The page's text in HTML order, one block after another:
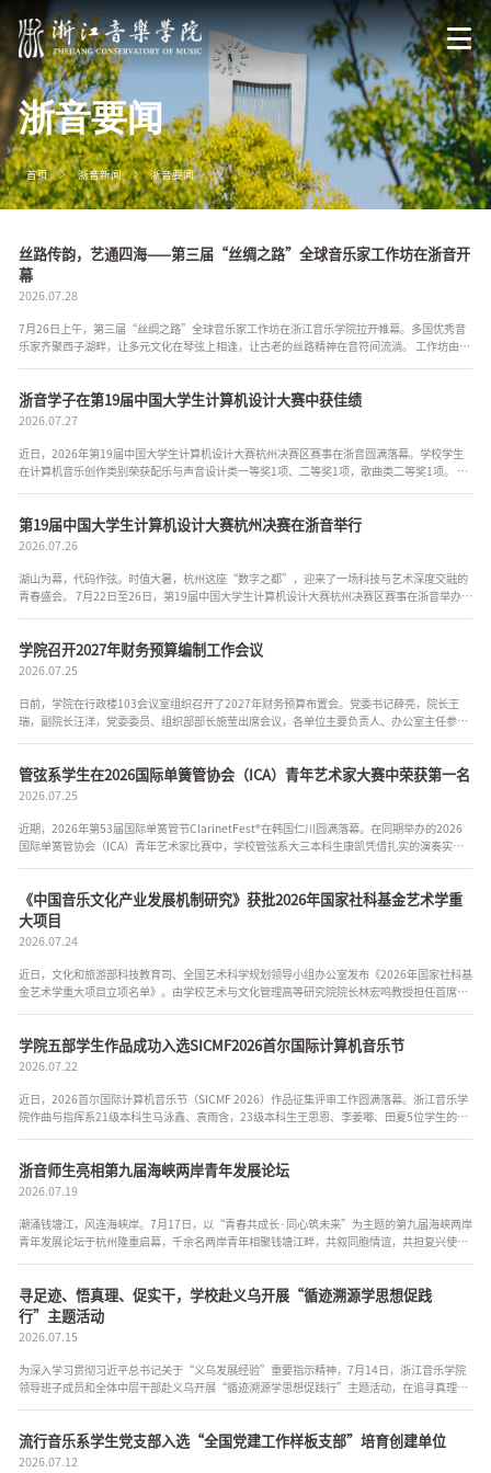
首页 浙音新闻 浙音要闻
浙音要闻
丝路传韵，艺通四海——第三届“丝绸之路”全球音乐家工作坊在浙音开
幕
2026.07.28
7月26日上午，第三届“丝绸之路”全球音乐家工作坊在浙江音乐学院拉开帷幕。多国优秀音
乐家齐聚西子湖畔，让多元文化在琴弦上相逢，让古老的丝路精神在音符间流淌。 工作坊由浙
浙音学子在第19届中国大学生计算机设计大赛中获佳绩
2026.07.27
近日，2026年第19届中国大学生计算机设计大赛杭州决赛区赛事在浙音圆满落幕。学校学生
在计算机音乐创作类别荣获配乐与声音设计类一等奖1项、二等奖1项，歌曲类二等奖1项。 其
第19届中国大学生计算机设计大赛杭州决赛在浙音举行
2026.07.26
湖山为幕，代码作弦。时值大暑，杭州这座“数字之都”，迎来了一场科技与艺术深度交融的
青春盛会。 7月22日至26日，第19届中国大学生计算机设计大赛杭州决赛区赛事在浙音举办。
学院召开2027年财务预算编制工作会议
2026.07.25
日前，学院在行政楼103会议室组织召开了2027年财务预算布置会。党委书记薛亮，院长王
瑞，副院长汪洋，党委委员、组织部部长施莹出席会议，各单位主要负责人、办公室主任参
管弦系学生在2026国际单簧管协会（ICA）青年艺术家大赛中荣获第一名
2026.07.25
近期，2026年第53届国际单簧管节ClarinetFest®在韩国仁川圆满落幕。在同期举办的2026
国际单簧管协会（ICA）青年艺术家比赛中，学校管弦系大三本科生康凯凭借扎实的演奏实
《中国音乐文化产业发展机制研究》获批2026年国家社科基金艺术学重
大项目
2026.07.24
近日，文化和旅游部科技教育司、全国艺术科学规划领导小组办公室发布《2026年国家社科基
金艺术学重大项目立项名单》。由学校艺术与文化管理高等研究院院长林宏鸣教授担任首席专
学院五部学生作品成功入选SICMF2026首尔国际计算机音乐节
2026.07.22
近日，2026首尔国际计算机音乐节（SICMF 2026）作品征集评审工作圆满落幕。浙江音乐学
院作曲与指挥系21级本科生马泳鑫、袁雨含，23级本科生王思恩、李姜嘟、田夏5位学生的作
浙音师生亮相第九届海峡两岸青年发展论坛
2026.07.19
潮涌钱塘江，风连海峡岸。7月17日，以“青春共成长·同心筑未来”为主题的第九届海峡两岸
青年发展论坛于杭州隆重启幕，千余名两岸青年相聚钱塘江畔，共叙同胞情谊，共担复兴使
寻足迹、悟真理、促实干，学校赴义乌开展“循迹溯源学思想促践
行”主题活动
2026.07.15
为深入学习贯彻习近平总书记关于“义乌发展经验”重要指示精神，7月14日，浙江音乐学院
领导班子成员和全体中层干部赴义乌开展“循迹溯源学思想促践行”主题活动，在追寻真理足
流行音乐系学生党支部入选“全国党建工作样板支部”培育创建单位
2026.07.12